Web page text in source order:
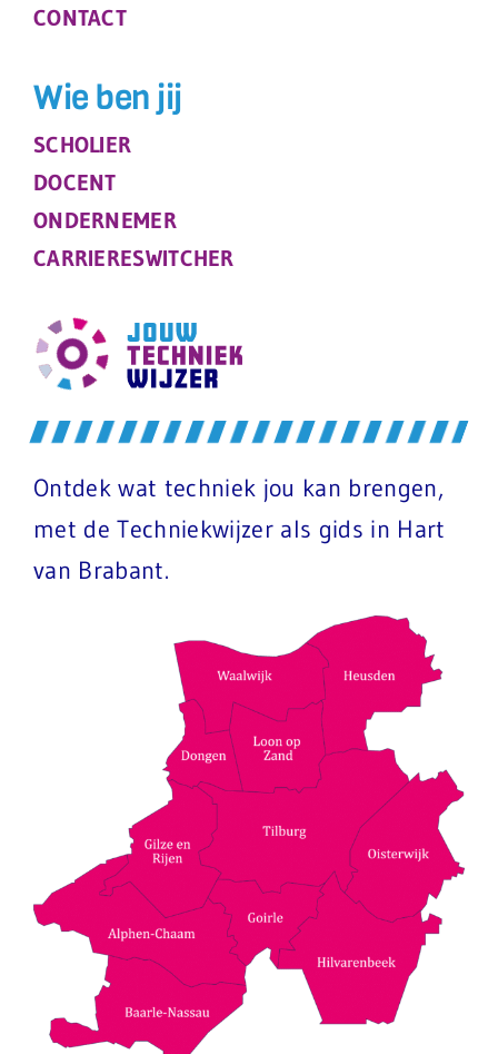
CONTACT
Wie ben jij
SCHOLIER
DOCENT
ONDERNEMER
CARRIERESWITCHER
Ontdek wat techniek jou kan brengen,
met de Techniekwijzer als gids in Hart
van Brabant.